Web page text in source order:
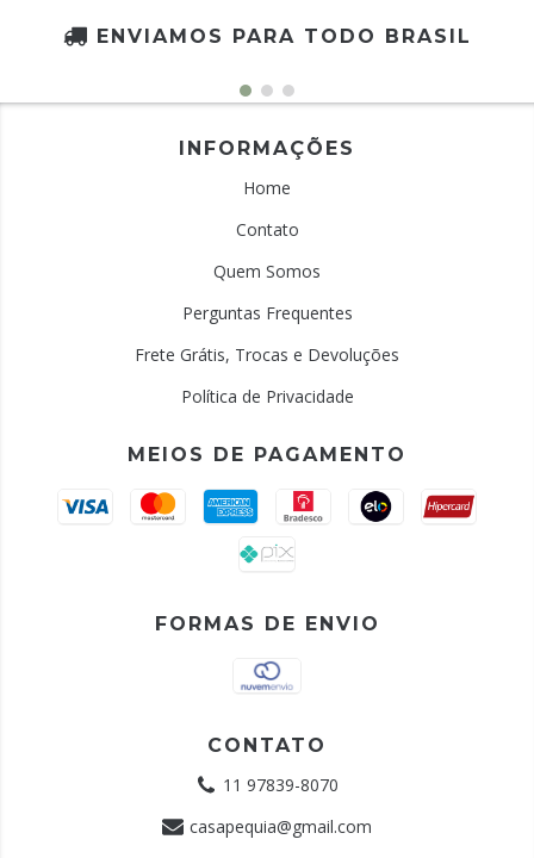
ENVIAMOS PARA TODO BRASIL
INFORMAÇÕES
Home
Contato
Quem Somos
Perguntas Frequentes
Frete Grátis, Trocas e Devoluções
Política de Privacidade
MEIOS DE PAGAMENTO
FORMAS DE ENVIO
CONTATO
11 97839-8070
casapequia@gmail.com